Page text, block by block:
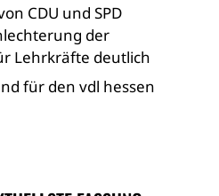
CDU und SPD
der
Lehrkräfte deutlich
für den vdl hessen